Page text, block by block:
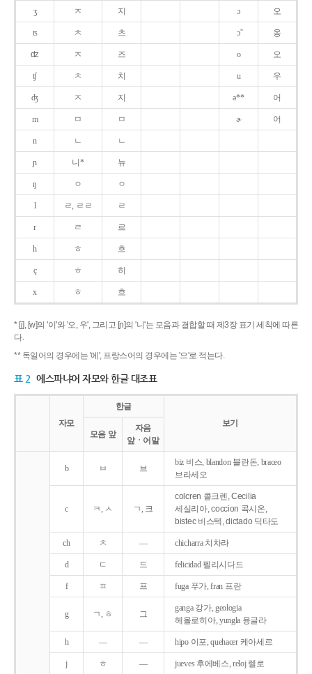
ʒ ㅈ 지 ɔ 오
ʦ ㅊ 츠 ɔ̃ 옹
ʣ ㅈ 즈 o 오
ʧ ㅊ 치 u 우
ʤ ㅈ 지 ə** 어
m ㅁ ㅁ ɚ 어
n ㄴ ㄴ
ɲ 니* 뉴
ŋ ㅇ ㅇ
l ㄹ, ㄹㄹ ㄹ
r ㄹ 르
h ㅎ 흐
ç ㅎ 히
x ㅎ 흐
* [j], [w]의 '이'와 '오, 우', 그리고 [ɲ]의 '니'는 모음과 결합할 때 제3장 표기 세칙에 따른
다.
** 독일어의 경우에는 '에', 프랑스어의 경우에는 '으'로 적는다.
표 2 에스파냐어 자모와 한글 대조표
자모
한글
보기
모음 앞
자음
앞ㆍ어말
b ㅂ 브
biz 비스, blandon 블란돈, braceo
브라세오
c ㅋ, ㅅ ㄱ, 크
colcren 콜크렌, Cecilia
세실리아, coccion 콕시온,
bistec 비스텍, dictado 딕타도
ch ㅊ ― chicharra 치차라
d ㄷ 드 felicidad 펠리시다드
f ㅍ 프 fuga 푸가, fran 프란
g ㄱ, ㅎ 그
ganga 강가, geologia
헤올로히아, yungla 융글라
h ― ― hipo 이포, quehacer 케아세르
j ㅎ ― jueves 후에베스, reloj 렐로